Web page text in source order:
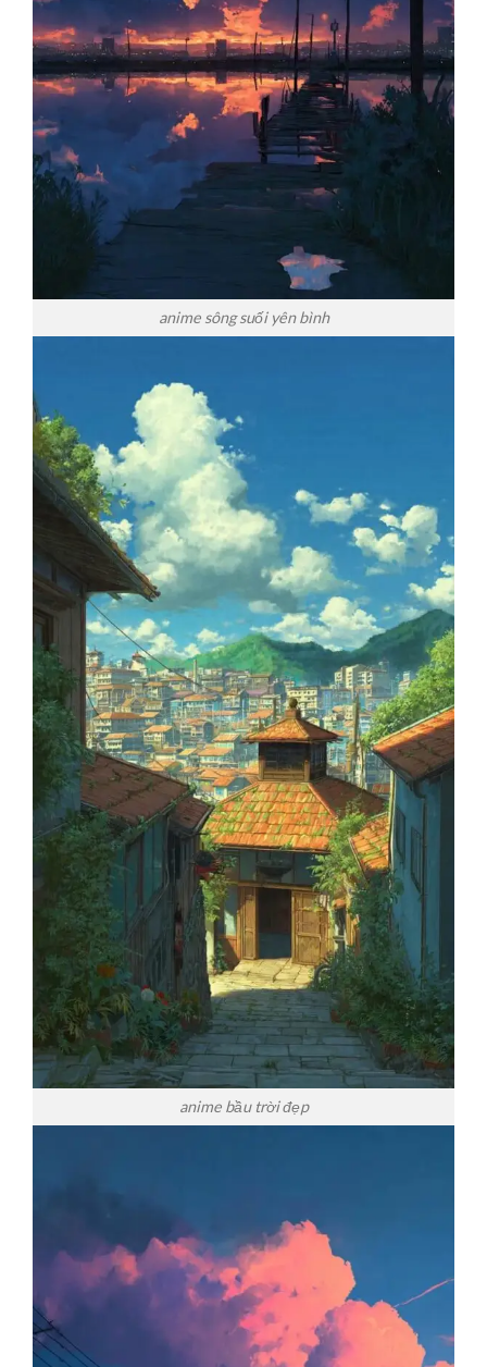
anime sông suối yên bình
anime bầu trời đẹp